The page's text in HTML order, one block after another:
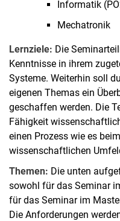
Informatik
Mechatronik
Lernziele: Die
Kenntnisse in ihrem
Systeme. Weiterhin soll
eigenen Themas ein
geschaffen werden. Die
Fähigkeit
einen Prozess wie es
wissenschaftlichen
Themen: Die unten
sowohl für das Seminar
für das Seminar im
Die Anforderungen